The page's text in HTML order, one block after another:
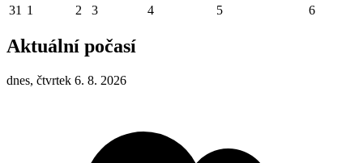
31 1 2 3 4 5 6
Aktuální počasí
dnes, čtvrtek 6. 8. 2026